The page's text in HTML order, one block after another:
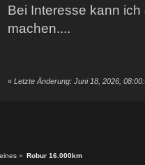
Bei Interesse kann
machen....
« Letzte Änderung: Juni 18, 2026,
» Robur 16.000km